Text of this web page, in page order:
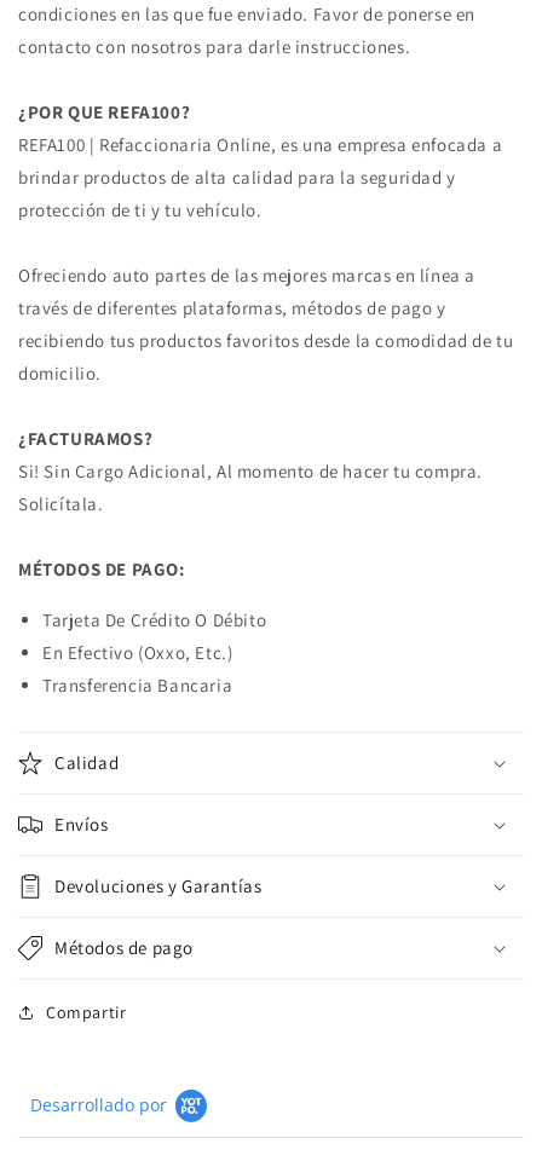
condiciones en las que fue enviado. Favor de ponerse en
contacto con nosotros para darle instrucciones.
¿POR QUE REFA100?
REFA100 | Refaccionaria Online, es una empresa enfocada a
brindar productos de alta calidad para la seguridad y
protección de ti y tu vehículo.
Ofreciendo auto partes de las mejores marcas en línea a
través de diferentes plataformas, métodos de pago y
recibiendo tus productos favoritos desde la comodidad de tu
domicilio.
¿FACTURAMOS?
Si! Sin Cargo Adicional, Al momento de hacer tu compra.
Solicítala.
MÉTODOS DE PAGO:
Tarjeta De Crédito O Débito
En Efectivo (Oxxo, Etc.)
Transferencia Bancaria
Calidad
Envíos
Devoluciones y Garantías
Métodos de pago
Compartir
Desarrollado por